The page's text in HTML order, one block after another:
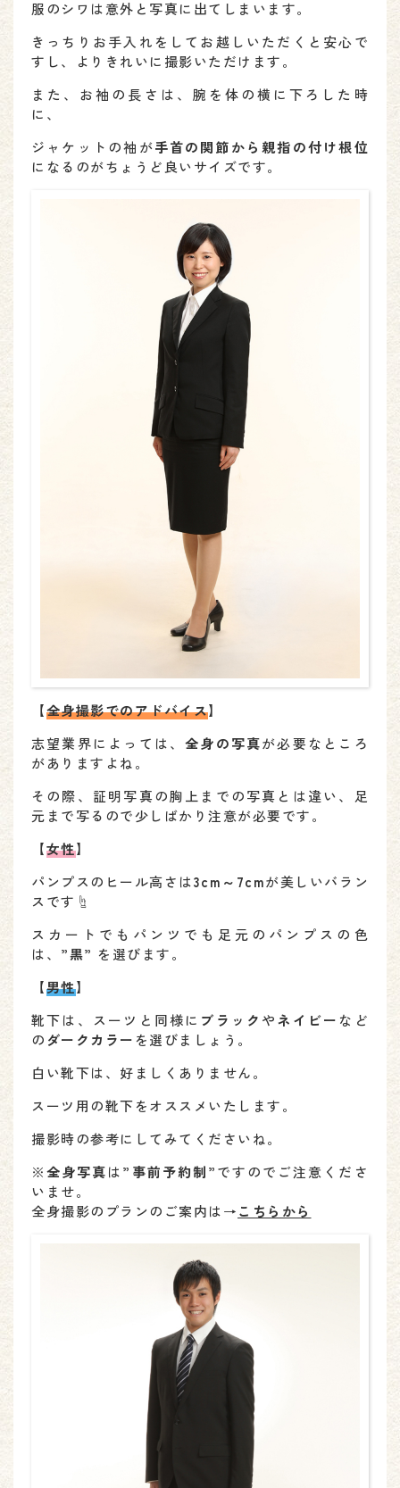
服のシワは意外と写真に出てしまいます。
きっちりお手入れをしてお越しいただくと安心で
すし、よりきれいに撮影いただけます。
また、お袖の長さは、腕を体の横に下ろした時
に、
ジャケットの袖が手首の関節から親指の付け根位
になるのがちょうど良いサイズです。
【全身撮影でのアドバイス】
志望業界によっては、全身の写真が必要なところ
がありますよね。
その際、証明写真の胸上までの写真とは違い、足
元まで写るので少しばかり注意が必要です。
【女性】
パンプスのヒール高さは3cm～7cmが美しいバラン
スです☝
スカートでもパンツでも足元のパンプスの色
は、 ”黒” を選びます。
【男性】
靴下は、スーツと同様に ブラック やネイビー など
の ダークカラーを選びましょう。
白い靴下は、好ましくありません。
スーツ用の靴下をオススメいたします。
撮影時の参考にしてみてくださいね。
※全身写真は”事前予約制”ですのでご注意くださ
いませ。
全身撮影のプランのご案内は→こちらから